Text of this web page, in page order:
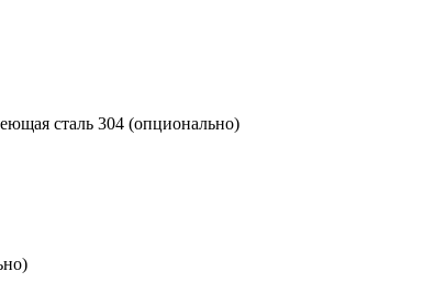
сталь 304 (опционально)